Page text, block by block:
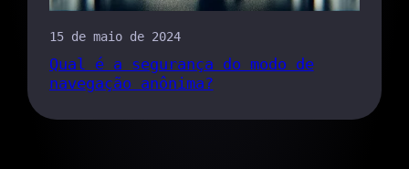
15 de maio de 2024
Qual é a segurança do modo de
navegação anônima?